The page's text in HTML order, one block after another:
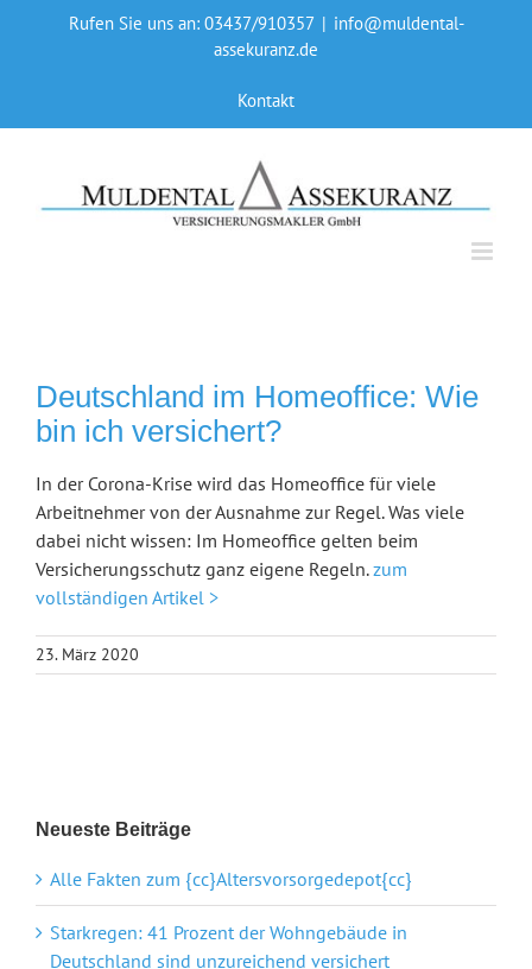
Rufen Sie uns an: 03437/910357 | info@muldental-
assekuranz.de
Kontakt
Deutschland im Homeoffice: Wie
bin ich versichert?
In der Corona-Krise wird das Homeoffice für viele
Arbeitnehmer von der Ausnahme zur Regel. Was viele
dabei nicht wissen: Im Homeoffice gelten beim
Versicherungsschutz ganz eigene Regeln.zum
vollständigen Artikel >
23. März 2020
Neueste Beiträge
Alle Fakten zum {cc}Altersvorsorgedepot{cc}
Starkregen: 41 Prozent der Wohngebäude in
Deutschland sind unzureichend versichert